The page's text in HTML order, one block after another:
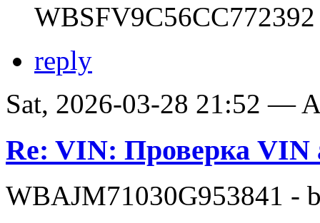
WBSFV9C56CC772392
reply
Sat, 2026-03-28 21:52 —
Re: VIN: Проверка VIN
WBAJM71030G953841 -